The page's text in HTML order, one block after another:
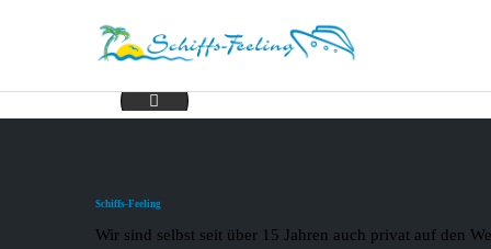
AIDASommer24-min
Schiffs-Feeling
Wir sind selbst seit über 15 Jahren auch privat auf den